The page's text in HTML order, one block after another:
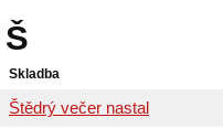
Š
Skladba
Štědrý večer nastal